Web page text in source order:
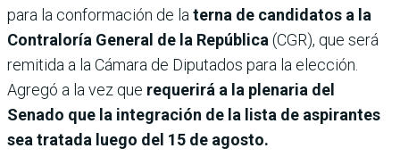
para la conformación de la terna de candidatos a la
Contraloría General de la República (CGR), que será
remitida a la Cámara de Diputados para la elección.
Agregó a la vez que requerirá a la plenaria del
Senado que la integración de la lista de aspirantes
sea tratada luego del 15 de agosto.